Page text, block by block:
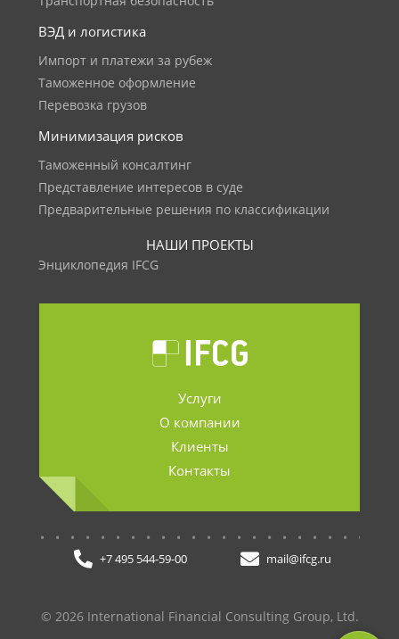
ВЭД и логистика
Импорт и платежи за рубеж
Таможенное оформление
Перевозка грузов
Минимизация рисков
Таможенный консалтинг
Представление интересов в суде
Предварительные решения по классификации
НАШИ ПРОЕКТЫ
Энциклопедия IFCG
Услуги
О компании
Клиенты
Контакты
+7 495 544-59-00 mail@ifcg.ru
© 2026 International Financial Consulting Group, Ltd.